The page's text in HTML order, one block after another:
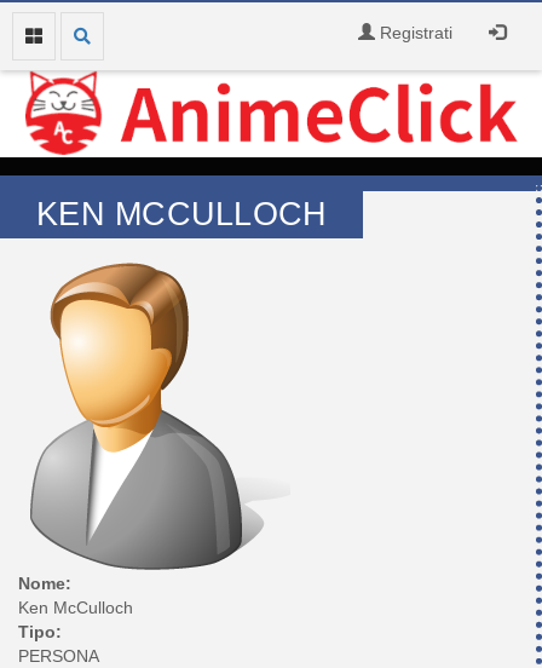
Registrati
KEN MCCULLOCH
Nome:
Ken McCulloch
Tipo:
PERSONA